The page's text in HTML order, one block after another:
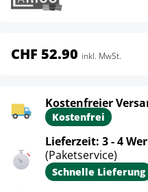
CHF 52.90 inkl. MwSt.
Kostenfreier
Kostenfrei
Lieferzeit: 3 - 4
(Paketservice)
Schnelle Lieferung